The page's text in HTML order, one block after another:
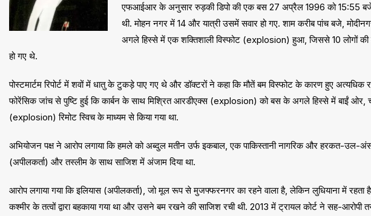
एफआईआर के अनुसार रुड़की डिपो की एक बस 27 अप्रैल 1996 को 15:55 बजे
थी. मोहन नगर में 14 और यात्री उसमें सवार हो गए. शाम करीब पांच बजे,
अगले हिस्से में एक शक्तिशाली विस्फोट (explosion) हुआ, जिससे 10 लोगों की
हो गए थे.
पोस्टमार्टम रिपोर्ट में शवों में धातु के टुकड़े पाए गए थे और डॉक्टरों ने कहा कि मौतें बम विस्फोट के कारण हुए
फोरेंसिक जांच से पुष्टि हुई कि कार्बन के साथ मिश्रित आरडीएक्स (explosion) को बस के अगले हिस्से में बाईं ओर,
(explosion) रिमोट स्विच के माध्यम से किया गया था.
अभियोजन पक्ष ने आरोप लगाया कि हमले को अब्दुल मतीन उर्फ ​​इकबाल, एक पाकिस्तानी नागरिक और हरकत-उल-
(अपीलकर्ता) और तस्लीम के साथ साजिश में अंजाम दिया था.
आरोप लगाया गया कि इलियास (अपीलकर्ता), जो मूल रूप से मुजफ्फरनगर का रहने वाला है, लेकिन लुधियाना में
कश्मीर के तत्वों द्वारा बहकाया गया था और उसने बम रखने की साजिश रची थी. 2013 में ट्रायल कोर्ट ने सह-आरोपी